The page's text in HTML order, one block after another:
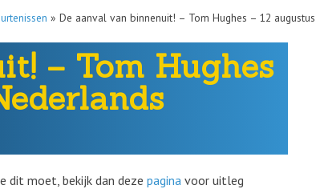
» De aanval van binnenuit! – Tom Hughes – 12
– Tom Hughes
dit moet, bekijk dan deze pagina voor uitleg